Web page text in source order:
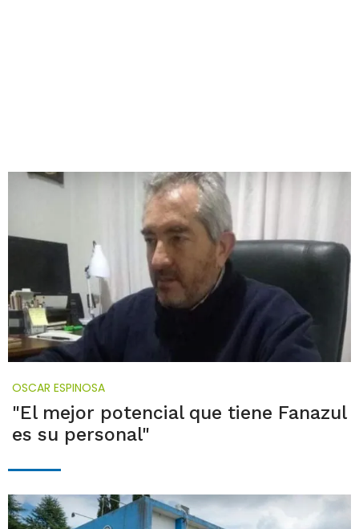
OSCAR ESPINOSA
"El mejor potencial que tiene Fanazul
es su personal"